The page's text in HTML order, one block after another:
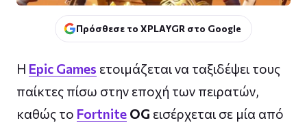
Πρόσθεσε το XPLAYGR στο Google
Η Epic Games ετοιμάζεται να ταξιδέψει τους
παίκτες πίσω στην εποχή των πειρατών,
καθώς το Fortnite OG εισέρχεται σε μία από